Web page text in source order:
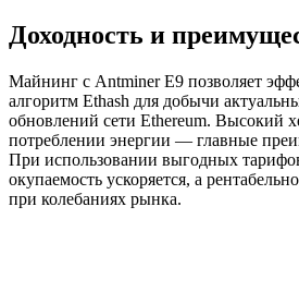
Доходность и
Майнинг с Antminer E9 позволяет
алгоритм Ethash для добычи
обновлений сети Ethereum. Высокий
потреблении энергии — главные
При использовании выгодных
окупаемость ускоряется, а
при колебаниях рынка.